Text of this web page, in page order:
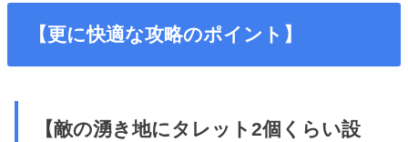
【更に快適な攻略のポイント】
【敵の湧き地にタレット2個くらい設